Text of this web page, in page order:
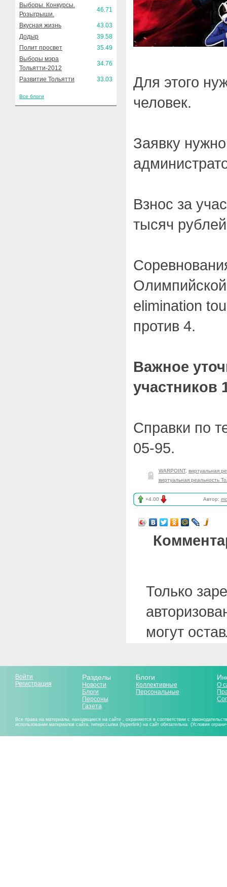
Выборы. Конкурсы.
Розыгрыши.
46.71
Вкусная жизнь
43.03
Додыр
39.58
Полит просвет
35.49
Выборы мэра
Тольятти-2012
34.76
Развитие Тольятти 33.03
Все блоги
Для этого
человек.
Заявку
Взнос за
тысяч
elimination
против 4.
Важное
участников
Справки по
05-95.
WARPOINT, виртуальная
виртуальная реальность
+4.00 Автор:
Только
могут
Войти
Регистрация
Разделы
Новости
Блоги
Персоны
Газета
Блоги
Коллективные
Персональные
О
Все права на материалы, находящиеся на сайте , охраняются в соответствии с
использовании материалов сайта, гиперссылка (hyperlink) на сайт обязательна. (Условия